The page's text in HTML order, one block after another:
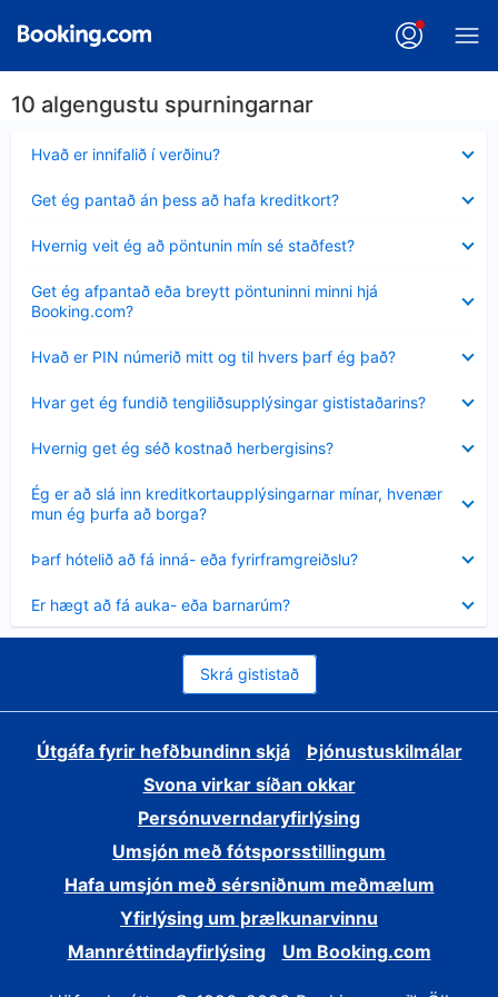
10 algengustu spurningarnar
Hvað er innifalið í verðinu?
sýnt
Get ég pantað án þess að hafa kreditkort?
sýnt
Hvernig veit ég að pöntunin mín sé staðfest?
sýnt
Get ég afpantað eða breytt pöntuninni minni hjá
Booking.com?
sýnt
Hvað er PIN númerið mitt og til hvers þarf ég það?
sýnt
Hvar get ég fundið tengiliðsupplýsingar gististaðarins?
sýnt
Hvernig get ég séð kostnað herbergisins?
sýnt
Ég er að slá inn kreditkortaupplýsingarnar mínar, hvenær
mun ég þurfa að borga?
Minna
sýnt
Þarf hótelið að fá inná- eða fyrirframgreiðslu?
sýnt
Er hægt að fá auka- eða barnarúm?
sýnt
Skrá gististað
Útgáfa fyrir hefðbundinn skjá
Þjónustuskilmálar
Svona virkar síðan okkar
Persónuverndaryfirlýsing
Umsjón með fótsporsstillingum
Hafa umsjón með sérsniðnum meðmælum
Yfirlýsing um þrælkunarvinnu
Mannréttindayfirlýsing
Um Booking.com